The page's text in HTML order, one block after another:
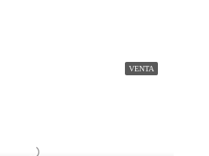
VENTA